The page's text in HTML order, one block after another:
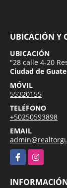
UBICACIÓN Y
UBICACIÓN
"28 calle 4-20
Ciudad de
MÓVIL
55320155
TELÉFONO
+50250593898
EMAIL
FacebookInstagram